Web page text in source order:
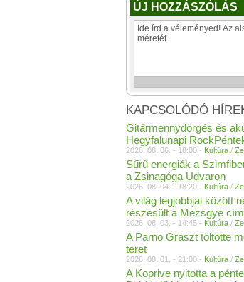
ÚJ HOZZÁSZÓLÁS
KAPCSOLÓDÓ
Gitármennydörgés és
Hegyfalunapi
2026. 08. 06. - 18:00 - Kultúra /
Sűrű energiák a
a Zsinagóga Udvaron
2026. 08. 04. - 18:20 - Kultúra /
A világ legjobbjai között
részesült a Mezsgye
2026. 08. 03. - 14:45 - Kultúra /
A Parno Graszt töltötte
teret
2026. 08. 01. - 21:00 - Kultúra /
A Koprive nyitotta a